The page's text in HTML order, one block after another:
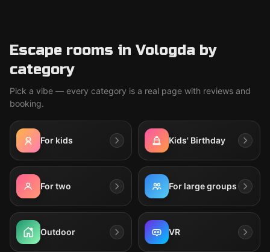
Escape rooms in Vologda by
category
Pick a vibe — every category is a real page with reviews and
booking.
For kids Kids' Birthday
For two For large groups
Outdoor VR